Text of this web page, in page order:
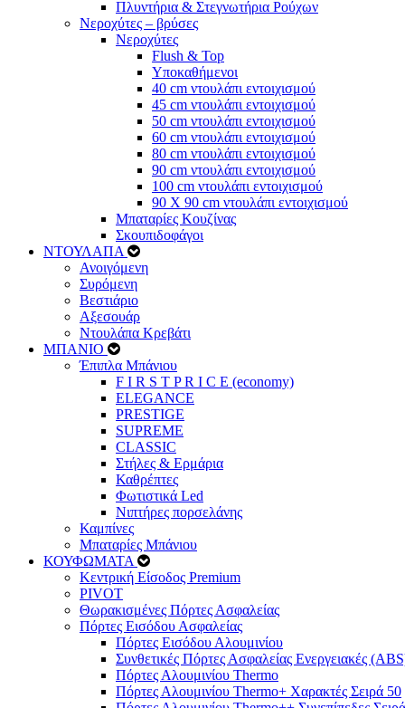
Πλυντήρια & Στεγνωτήρια Ρούχων
Νεροχύτες – βρύσες
Νεροχύτες
Flush & Top
Υποκαθήμενοι
40 cm ντουλάπι εντοιχισμού
45 cm ντουλάπι εντοιχισμού
50 cm ντουλάπι εντοιχισμού
60 cm ντουλάπι εντοιχισμού
80 cm ντουλάπι εντοιχισμού
90 cm ντουλάπι εντοιχισμού
100 cm ντουλάπι εντοιχισμού
90 Χ 90 cm ντουλάπι εντοιχισμού
Μπαταρίες Κουζίνας
Σκουπιδοφάγοι
ΝΤΟΥΛΑΠΑ
Ανοιγόμενη
Συρόμενη
Βεστιάριο
Αξεσουάρ
Ντουλάπα Κρεβάτι
ΜΠΑΝΙΟ
Έπιπλα Μπάνιου
F I R S T P R I C E (economy)
ELEGANCE
PRESTIGE
SUPREME
CLASSIC
Στήλες & Ερμάρια
Καθρέπτες
Φωτιστικά Led
Νιπτήρες πορσελάνης
Καμπίνες
Μπαταρίες Μπάνιου
ΚΟΥΦΩΜΑΤΑ
Κεντρική Είσοδος Premium
PIVOT
Θωρακισμένες Πόρτες Ασφαλείας
Πόρτες Εισόδου Ασφαλείας
Πόρτες Eισόδου Αλουμινίου
Συνθετικές Πόρτες Ασφαλείας Ενεργειακές
Πόρτες Αλουμινίου Thermo
Πόρτες Αλουμινίου Thermo+ Χαρακτές Σειρά 50